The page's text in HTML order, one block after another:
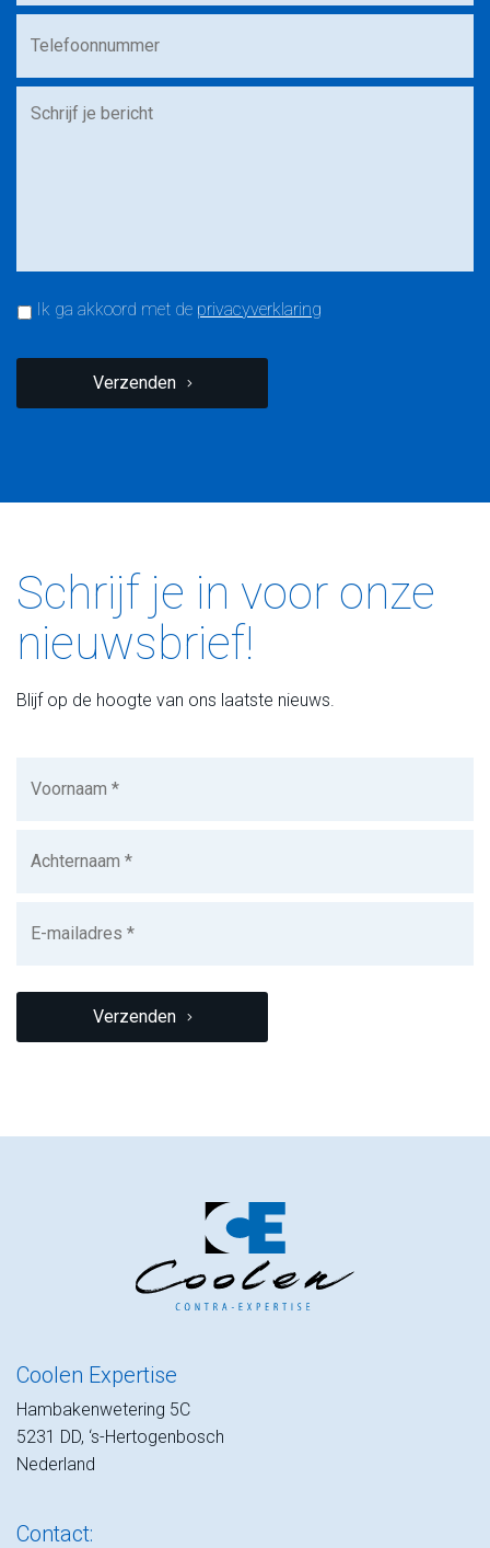
Privacyverklaring *
Ik ga akkoord met de privacyverklaring
Verzenden
Schrijf je in voor onze
nieuwsbrief!
Blijf op de hoogte van ons laatste nieuws.
mailadres
(Vereist)
Verzenden
Coolen Expertise
Hambakenwetering 5C
5231 DD, ‘s-Hertogenbosch
Nederland
Contact: